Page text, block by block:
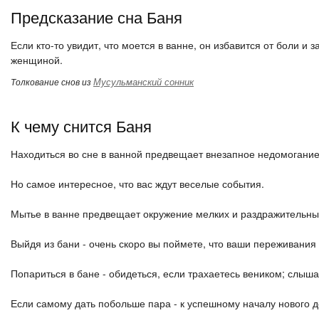
Предсказание сна Баня
Если кто-то увидит, что моется в ванне, он избавится от боли
женщиной.
Толкование снов изМусульманский сонник
К чему снится Баня
Находиться во сне в ванной предвещает внезапное
Но самое интересное, что вас ждут веселые события.
Мытье в ванне предвещает окружение мелких и
Выйдя из бани - очень скоро вы поймете, что ваши
Попариться в бане - обидеться, если трахаетесь веником;
Если самому дать побольше пара - к успешному началу нового